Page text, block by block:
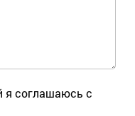
я соглашаюсь с